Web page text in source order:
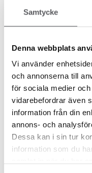
Samtycke
Denna webbplats
Vi använder
och annonserna till
för sociala medier
vidarebefordrar även
information från din
annons- och
Dessa kan i sin tur
information som du
1 år siden
MesserNyheter
7 år siden
Rørosmartnan2019
Läs mer
MesserNyheter